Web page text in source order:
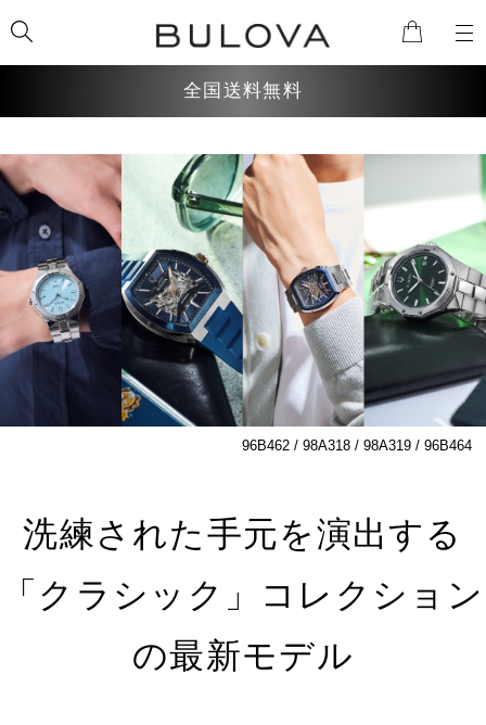
全国送料無料
96B462 / 98A318 / 98A319 / 96B464
洗練された手元を演出する
「クラシック」コレクション
の最新モデル